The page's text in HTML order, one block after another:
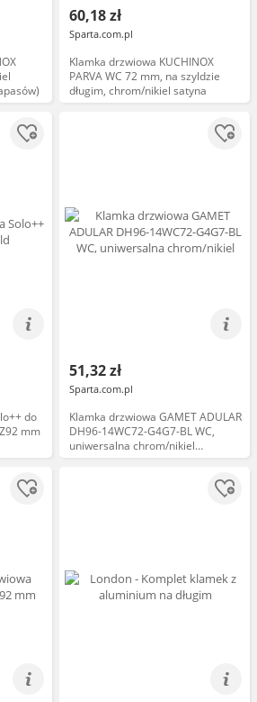
60,18 zł
Sparta.com.pl
Klamka drzwiowa KUCHINOX
PARVA WC 72 mm, na szyldzie
długim, chrom/nikiel satyna
do
mm
51,32 zł
Sparta.com.pl
Klamka drzwiowa GAMET ADULAR
DH96-14WC72-G4G7-BL WC,
uniwersalna chrom/nikiel
szczotkowany